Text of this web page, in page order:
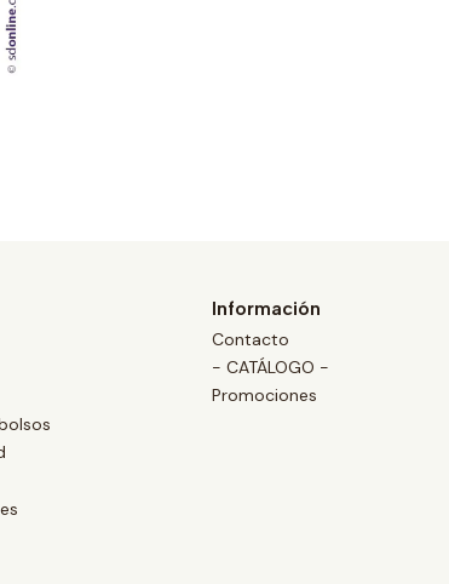
Información
Contacto
- CATÁLOGO -
Promociones